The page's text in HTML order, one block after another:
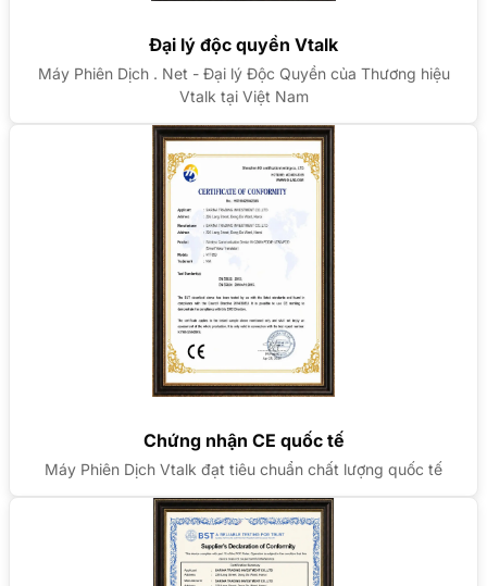
Đại lý độc quyền Vtalk
Máy Phiên Dịch . Net - Đại lý Độc Quyền của Thương hiệu
Vtalk tại Việt Nam
Chứng nhận CE quốc tế
Máy Phiên Dịch Vtalk đạt tiêu chuẩn chất lượng quốc tế